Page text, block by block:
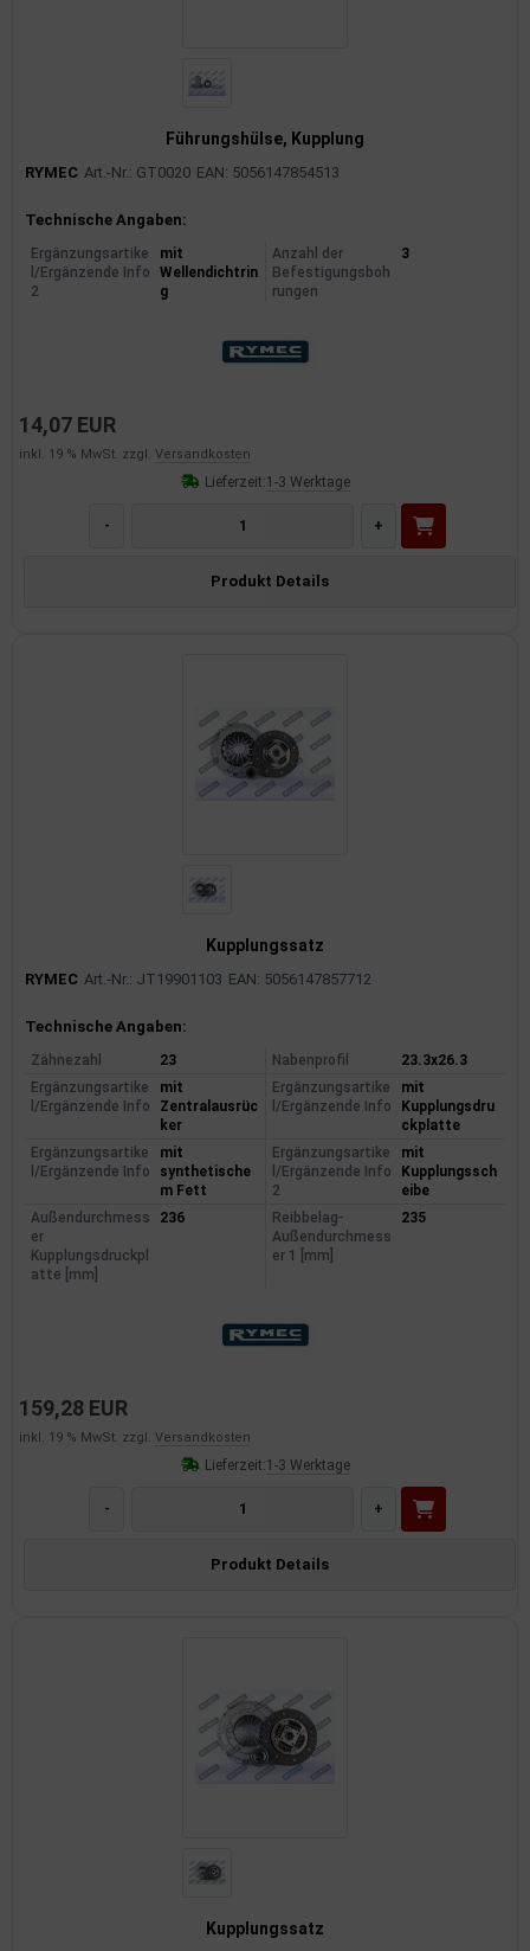
Führungshülse, Kupplung
RYMEC Art.-Nr.: GT0020 EAN: 5056147854513
Produktinformationen
Technische Angaben:
Ergänzungsartike
l/Ergänzende Info
2
mit
Wellendichtrin
g
Anzahl der
Befestigungsboh
rungen
3
14,07 EUR
inkl. 19 % MwSt. zzgl. Versandkosten
Lieferzeit:1-3 Werktage
- +
Produkt Details
Kupplungssatz
RYMEC Art.-Nr.: JT19901103 EAN: 5056147857712
Produktinformationen
Technische Angaben:
Zähnezahl 23 Nabenprofil
23.3x26.3
Ergänzungsartike
l/Ergänzende Info
mit
Zentralausrüc
ker
Ergänzungsartike
l/Ergänzende Info
mit
Kupplungsdru
ckplatte
Ergänzungsartike
l/Ergänzende Info
mit
synthetische
m Fett
Ergänzungsartike
l/Ergänzende Info
2
mit
Kupplungssch
eibe
Außendurchmess
er
Kupplungsdruckpl
atte [mm]
236
Reibbelag-
Außendurchmess
er 1 [mm]
235
159,28 EUR
inkl. 19 % MwSt. zzgl. Versandkosten
Lieferzeit:1-3 Werktage
- +
Produkt Details
Kupplungssatz